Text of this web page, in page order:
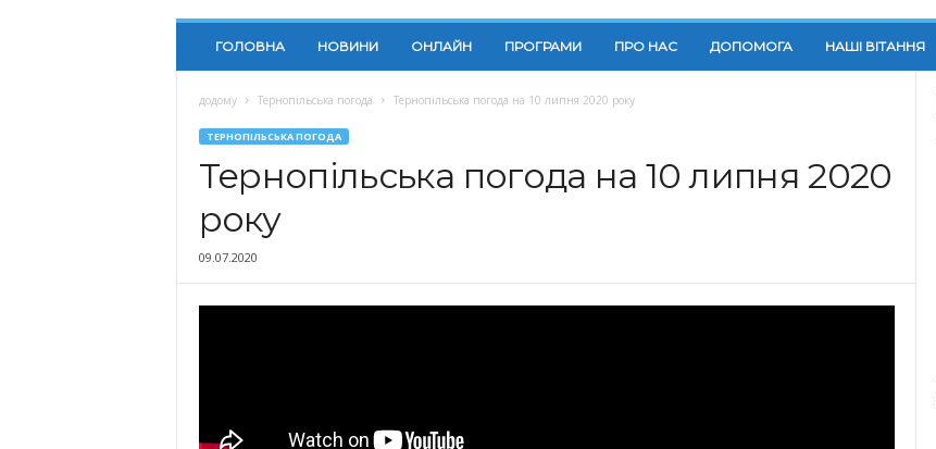
ГОЛОВНА НОВИНИ ОНЛАЙН ПРОГРАМИ ПРО НАС ДОПОМОГА НАШІ ВІТАННЯ
додому Тернопільська погода Тернопільська погода на 10 липня 2020 року
ТЕРНОПІЛЬСЬКА ПОГОДА
Тернопільська погода на 10 липня 2020
року
09.07.2020